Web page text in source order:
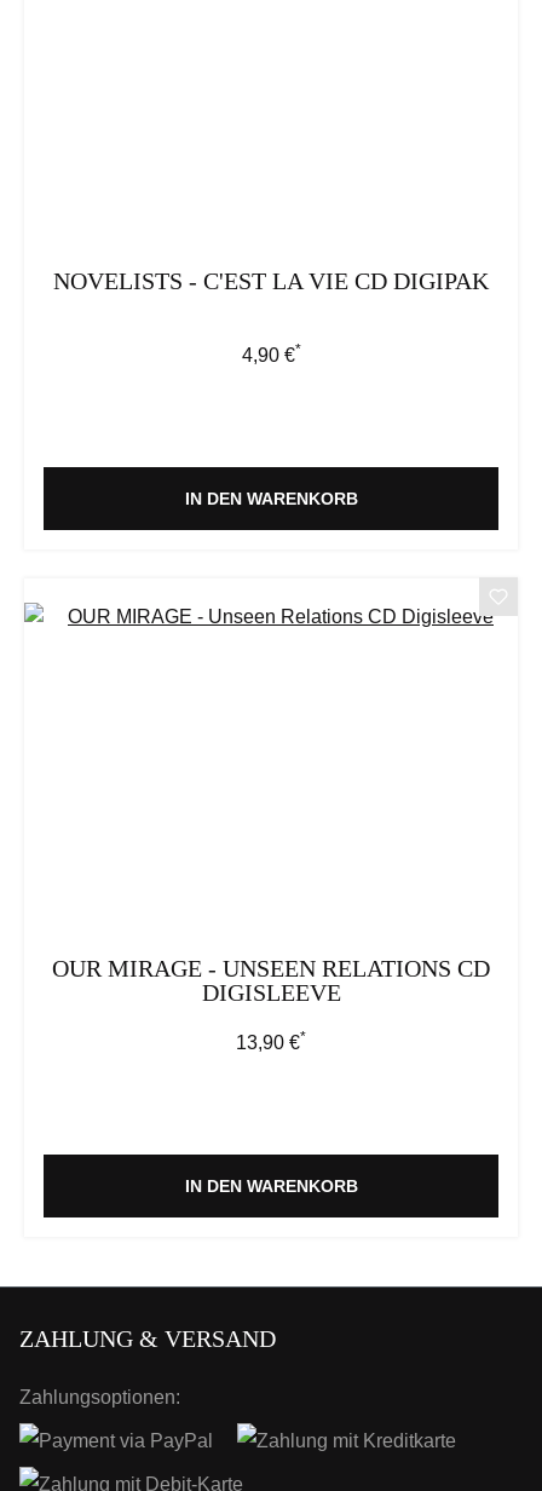
NOVELISTS - C'EST LA VIE CD DIGIPAK
Regulärer Preis:
4,90 €*
IN DEN WARENKORB
OUR MIRAGE - UNSEEN RELATIONS CD
DIGISLEEVE
Regulärer Preis:
13,90 €*
IN DEN WARENKORB
ZAHLUNG & VERSAND
Zahlungsoptionen: